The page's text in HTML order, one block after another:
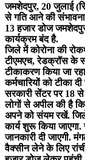
जमशेदपुर, 20 जुलाई
से गति आने की संभावना
13 हजार डोज
कार्यक्रम बंद है.
जिले में कोरोना की
टीएमएच, रेडक्रॉस के
टीकाकरण किया जा
कर्मचारियों को टीका
सरकारी सेंटर पर 18
लोगों से अपील की है
अपने को संयम रखें. जिले
कार्य शुरू किया
जानकारी दी जाएगी.
वैक्सीन लेने के लिए